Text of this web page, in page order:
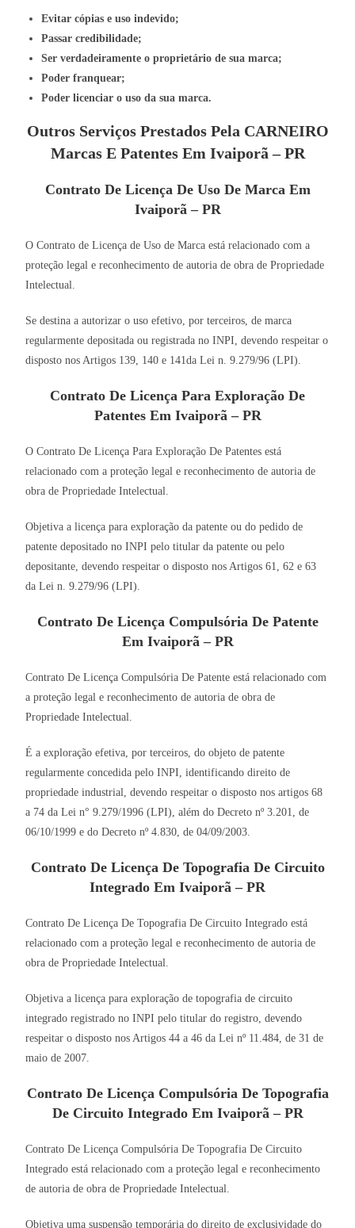
Evitar cópias e uso indevido;
Passar credibilidade;
Ser verdadeiramente o proprietário de sua marca;
Poder franquear;
Poder licenciar o uso da sua marca.
Outros Serviços Prestados Pela CARNEIRO
Marcas E Patentes Em Ivaiporã – PR
Contrato De Licença De Uso De Marca Em
Ivaiporã – PR
O Contrato de Licença de Uso de Marca está relacionado com a
proteção legal e reconhecimento de autoria de obra de Propriedade
Intelectual.
Se destina a autorizar o uso efetivo, por terceiros, de marca
regularmente depositada ou registrada no INPI, devendo respeitar o
disposto nos Artigos 139, 140 e 141da Lei n. 9.279/96 (LPI).
Contrato De Licença Para Exploração De
Patentes Em Ivaiporã – PR
O Contrato De Licença Para Exploração De Patentes está
relacionado com a proteção legal e reconhecimento de autoria de
obra de Propriedade Intelectual.
Objetiva a licença para exploração da patente ou do pedido de
patente depositado no INPI pelo titular da patente ou pelo
depositante, devendo respeitar o disposto nos Artigos 61, 62 e 63
da Lei n. 9.279/96 (LPI).
Contrato De Licença Compulsória De Patente
Em Ivaiporã – PR
Contrato De Licença Compulsória De Patente está relacionado com
a proteção legal e reconhecimento de autoria de obra de
Propriedade Intelectual.
É a exploração efetiva, por terceiros, do objeto de patente
regularmente concedida pelo INPI, identificando direito de
propriedade industrial, devendo respeitar o disposto nos artigos 68
a 74 da Lei n° 9.279/1996 (LPI), além do Decreto nº 3.201, de
06/10/1999 e do Decreto nº 4.830, de 04/09/2003.
Contrato De Licença De Topografia De Circuito
Integrado Em Ivaiporã – PR
Contrato De Licença De Topografia De Circuito Integrado está
relacionado com a proteção legal e reconhecimento de autoria de
obra de Propriedade Intelectual.
Objetiva a licença para exploração de topografia de circuito
integrado registrado no INPI pelo titular do registro, devendo
respeitar o disposto nos Artigos 44 a 46 da Lei nº 11.484, de 31 de
maio de 2007.
Contrato De Licença Compulsória De Topografia
De Circuito Integrado Em Ivaiporã – PR
Contrato De Licença Compulsória De Topografia De Circuito
Integrado está relacionado com a proteção legal e reconhecimento
de autoria de obra de Propriedade Intelectual.
Objetiva uma suspensão temporária do direito de exclusividade do